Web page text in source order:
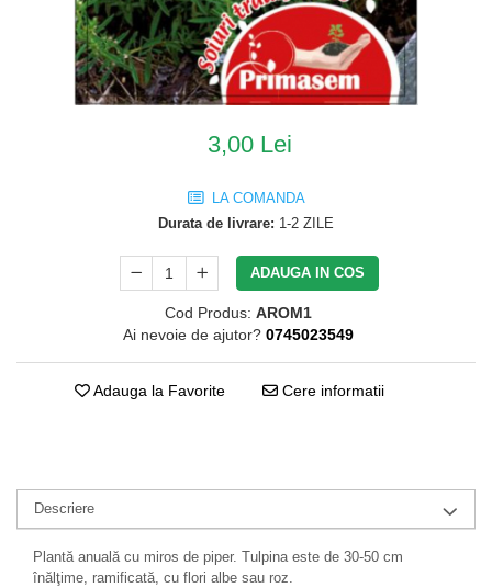
3,00 Lei
LA COMANDA
Durata de livrare: 1-2 ZILE
ADAUGA IN COS
Cod Produs: AROM1
Ai nevoie de ajutor? 0745023549
Adauga la Favorite Cere informatii
Descriere
Plantă anuală cu miros de piper. Tulpina este de 30-50 cm
înălţime, ramificată, cu flori albe sau roz.